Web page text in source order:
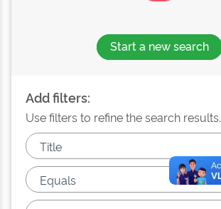
Start a new search
Add filters:
Use filters to refine the search results.